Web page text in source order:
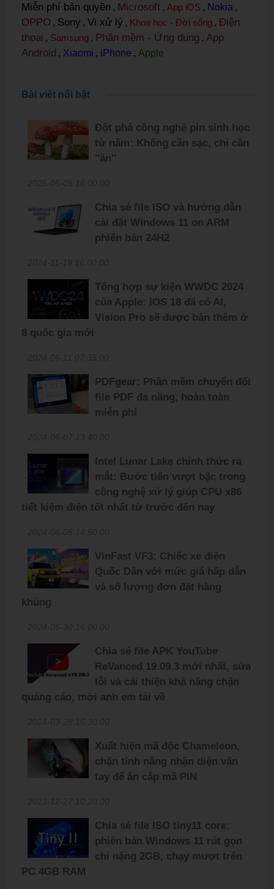
Miễn phí bản quyền , Microsoft , App iOS , Nokia ,
OPPO , Sony , Vi xử lý , Khoa học - Đời sống , Điện
thoại , Samsung , Phần mềm - Ứng dụng , App
Android , Xiaomi , iPhone , Apple
Bài viết nổi bật
Đột phá công nghệ pin sinh học
từ nấm: Không cần sạc, chỉ cần
''ăn''
Chia sẻ file ISO và hướng dẫn
cài đặt Windows 11 on ARM
phiên bản 24H2
Tổng hợp sự kiện WWDC 2024
của Apple: iOS 18 đã có AI,
Vision Pro sẽ được bán thêm ở
8 quốc gia mới
PDFgear: Phần mềm chuyển đổi
file PDF đa năng, hoàn toàn
miễn phí
Intel Lunar Lake chính thức ra
mắt: Bước tiến vượt bậc trong
công nghệ xử lý giúp CPU x86
tiết kiệm điện tốt nhất từ trước đến nay
VinFast VF3: Chiếc xe điện
Quốc Dân với mức giá hấp dẫn
và số lượng đơn đặt hàng
khủng
Chia sẻ file APK YouTube
ReVanced 19.09.3 mới nhất, sửa
lỗi và cải thiện khả năng chặn
quảng cáo, mời anh em tải về
Xuất hiện mã độc Chameleon,
chặn tính năng nhận diện vân
tay để ăn cắp mã PIN
Chia sẻ file ISO tiny11 core:
phiên bản Windows 11 rút gọn
chỉ nặng 2GB, chạy mượt trên
PC 4GB RAM